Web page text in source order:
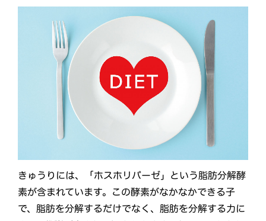
きゅうりには、「ホスホリパーゼ」という脂肪分解酵
素が含まれています。この酵素がなかなかできる子
で、脂肪を分解するだけでなく、脂肪を分解する力に